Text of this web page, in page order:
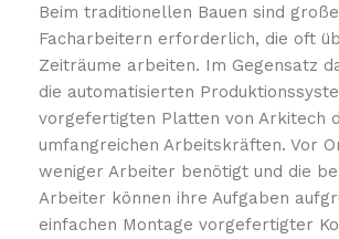
Beim traditionellen Bauen sind
Facharbeitern erforderlich, die oft
Zeiträume arbeiten. Im Gegensatz
die automatisierten
vorgefertigten Platten von Arkitech
umfangreichen Arbeitskräften. Vor
weniger Arbeiter benötigt und die
Arbeiter können ihre Aufgaben
einfachen Montage vorgefertigter